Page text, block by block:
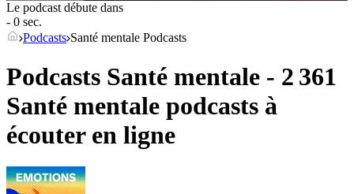
Le podcast débute dans
- 0 sec.
Podcasts Santé mentale Podcasts
Podcasts Santé mentale - 2 361
Santé mentale podcasts à
écouter en ligne